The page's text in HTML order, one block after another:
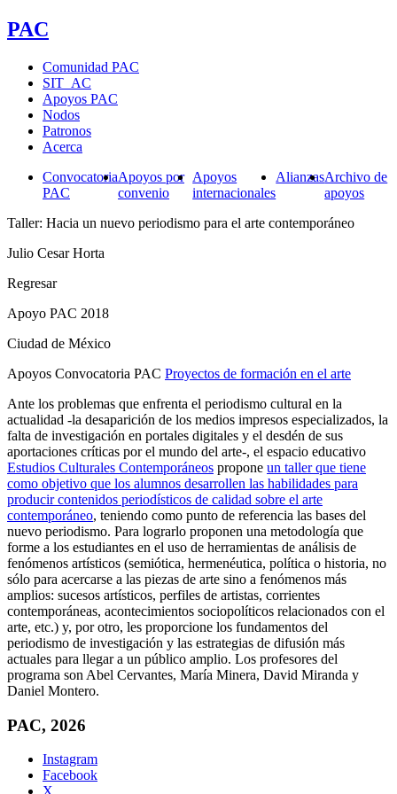
PAC
Comunidad PAC
SIT_AC
Apoyos PAC
Nodos
Patronos
Acerca
Convocatoria
PAC
Apoyos por
convenio
Apoyos
internacionales
AlianzasArchivo de
apoyos
Taller: Hacia un nuevo periodismo para el arte contemporáneo
Julio Cesar Horta
Regresar
Apoyo PAC 2018
Ciudad de México
Apoyos Convocatoria PAC Proyectos de formación en el arte
Ante los problemas que enfrenta el periodismo cultural en la
actualidad -la desaparición de los medios impresos especializados, la
falta de investigación en portales digitales y el desdén de sus
aportaciones críticas por el mundo del arte-, el espacio educativo
Estudios Culturales Contemporáneos propone un taller que tiene
como objetivo que los alumnos desarrollen las habilidades para
producir contenidos periodísticos de calidad sobre el arte
contemporáneo, teniendo como punto de referencia las bases del
nuevo periodismo. Para lograrlo proponen una metodología que
forme a los estudiantes en el uso de herramientas de análisis de
fenómenos artísticos (semiótica, hermenéutica, política o historia, no
sólo para acercarse a las piezas de arte sino a fenómenos más
amplios: sucesos artísticos, perfiles de artistas, corrientes
contemporáneas, acontecimientos sociopolíticos relacionados con el
arte, etc.) y, por otro, les proporcione los fundamentos del
periodismo de investigación y las estrategias de difusión más
actuales para llegar a un público amplio. Los profesores del
programa son Abel Cervantes, María Minera, David Miranda y
Daniel Montero.
PAC, 2026
Instagram
Facebook